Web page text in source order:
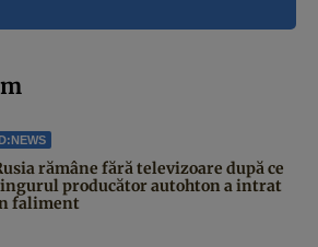
rămâne fără televizoare după ce
producător autohton a intrat
faliment